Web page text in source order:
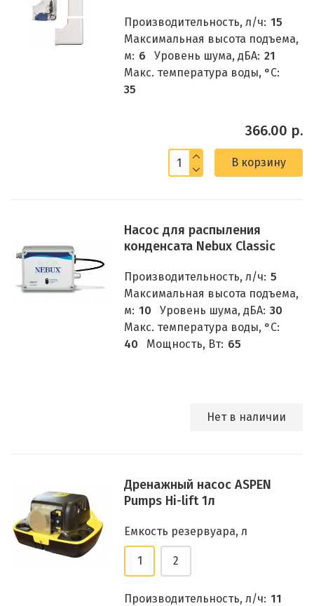
Производительность, л/ч: 15
Максимальная высота подъема,
м: 6 Уровень шума, дБА: 21
Макс. температура воды, °C:
35
366.00 р.
В корзину
Насос для распыления
конденсата Nebux Classic
Производительность, л/ч: 5
Максимальная высота подъема,
м: 10 Уровень шума, дБА: 30
Макс. температура воды, °C:
40
Мощность, Вт: 65
Нет в наличии
Дренажный насос ASPEN
Pumps Hi-lift 1л
Емкость резервуара, л
1 2
Производительность, л/ч: 11